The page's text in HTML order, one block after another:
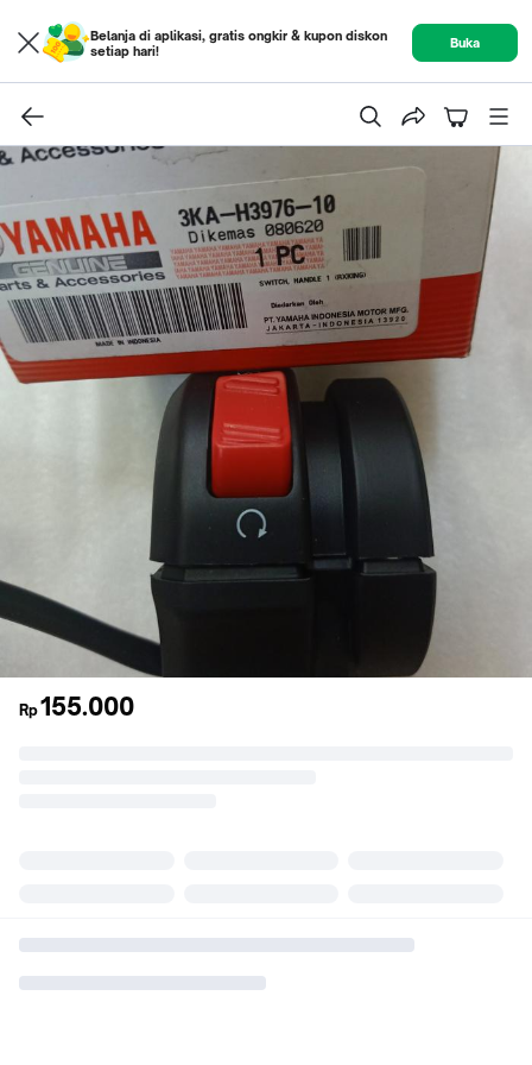
Belanja di aplikasi, gratis ongkir & kupon diskon
setiap hari!
Buka
Rp155.000